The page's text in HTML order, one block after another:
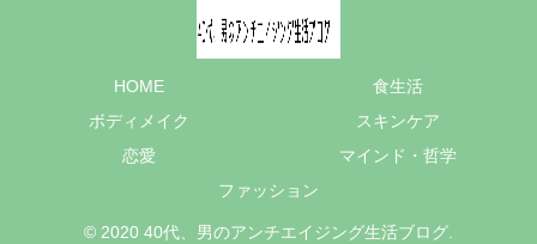
HOME
食生活
ボディメイク
スキンケア
恋愛
マインド・哲学
ファッション
© 2020 40代、男のアンチエイジング生活ブログ.